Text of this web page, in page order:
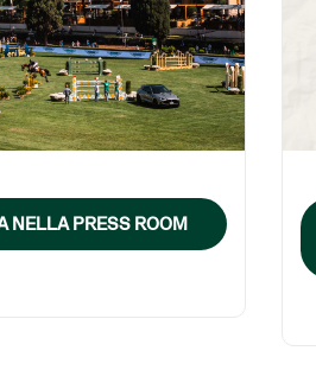
NELLA PRESS ROOM